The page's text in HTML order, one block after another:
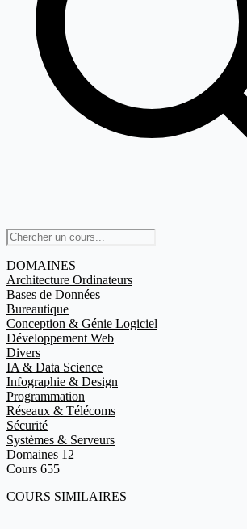
DOMAINES
Architecture Ordinateurs
Bases de Données
Bureautique
Conception & Génie Logiciel
Développement Web
Divers
IA & Data Science
Infographie & Design
Programmation
Réseaux & Télécoms
Sécurité
Systèmes & Serveurs
Domaines 12
Cours 655
COURS SIMILAIRES